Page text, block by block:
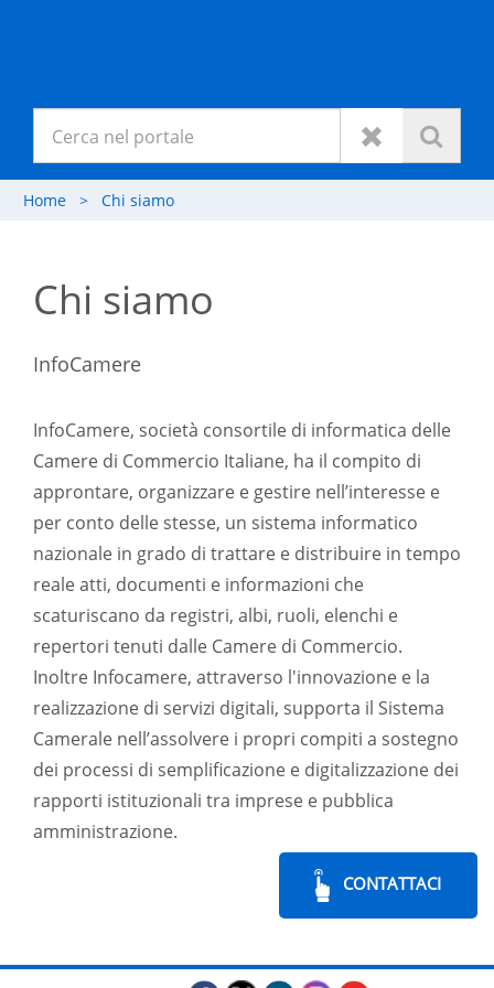
Home > Chi siamo
Chi siamo
InfoCamere
InfoCamere, società consortile di informatica delle
Camere di Commercio Italiane, ha il compito di
approntare, organizzare e gestire nell’interesse e
per conto delle stesse, un sistema informatico
nazionale in grado di trattare e distribuire in tempo
reale atti, documenti e informazioni che
scaturiscano da registri, albi, ruoli, elenchi e
repertori tenuti dalle Camere di Commercio.
Inoltre Infocamere, attraverso l'innovazione e la
realizzazione di servizi digitali, supporta il Sistema
Camerale nell’assolvere i propri compiti a sostegno
dei processi di semplificazione e digitalizzazione dei
rapporti istituzionali tra imprese e pubblica
amministrazione.
CONTATTACI